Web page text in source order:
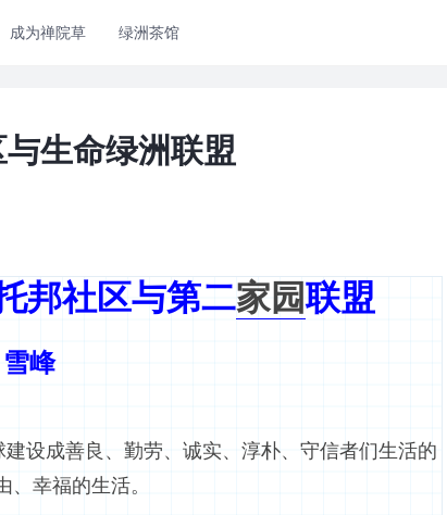
成为禅院草 绿洲茶馆
生命绿洲联盟
邦社区与第二家园联盟
雪峰
设成善良、勤劳、诚实、淳朴、守信者们生活的
幸福的生活。